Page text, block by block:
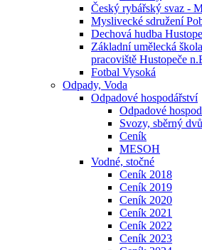
Český rybářský svaz -
Myslivecké sdružení
Dechová hudba
Základní umělecká
pracoviště Hustopeče
Fotbal Vysoká
Odpady, Voda
Odpadové hospodářství
Odpadové
Svozy, sběrný
Ceník
MESOH
Vodné, stočné
Ceník 2018
Ceník 2019
Ceník 2020
Ceník 2021
Ceník 2022
Ceník 2023